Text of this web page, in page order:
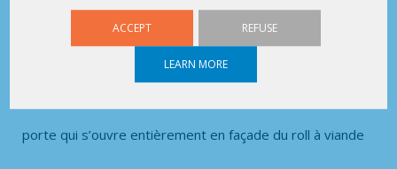
ACCEPT REFUSE
LEARN MORE
porte qui s’ouvre entièrement en façade du roll à viande